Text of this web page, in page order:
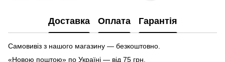
Доставка Оплата Гарантія
Самовивіз з нашого магазину — безкоштовно.
«Новою поштою» по Україні — від 75 грн.